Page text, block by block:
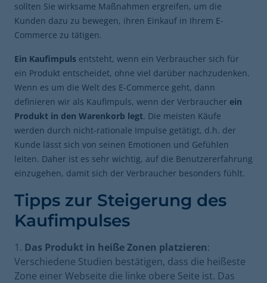
sollten Sie wirksame Maßnahmen ergreifen, um die
Kunden dazu zu bewegen, ihren Einkauf in Ihrem E-
Commerce zu tätigen.
Ein Kaufimpuls entsteht, wenn ein Verbraucher sich für
ein Produkt entscheidet, ohne viel darüber nachzudenken.
Wenn es um die Welt des E-Commerce geht, dann
definieren wir als Kaufimpuls, wenn der Verbraucher ein
Produkt in den Warenkorb legt. Die meisten Käufe
werden durch nicht-rationale Impulse getätigt, d.h. der
Kunde lässt sich von seinen Emotionen und Gefühlen
leiten. Daher ist es sehr wichtig, auf die Benutzererfahrung
einzugehen, damit sich der Verbraucher besonders fühlt.
Tipps zur Steigerung des
Kaufimpulses
Das Produkt in heiße Zonen platzieren:
Verschiedene Studien bestätigen, dass die heißeste
Zone einer Webseite die linke obere Seite ist. Das